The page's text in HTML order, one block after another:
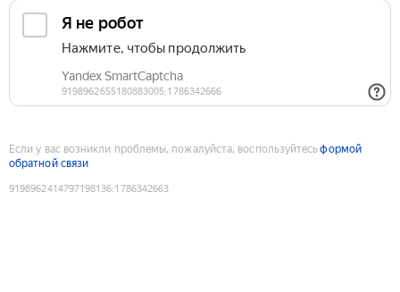
Если у вас возникли проблемы, пожалуйста, воспользуйтесьформой
обратной связи
9198962414797198136:1786342663